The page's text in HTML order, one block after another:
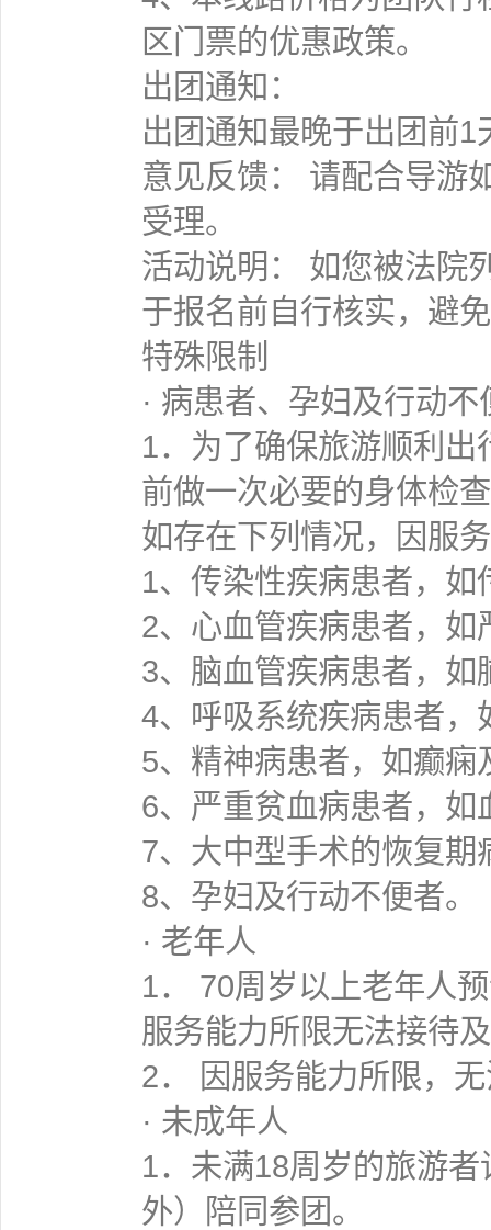
区门票的优惠政策。
出团通知：
出团通知最晚于出团前
意见反馈： 请配合导游
受理。
活动说明： 如您被法院
于报名前自行核实，避
特殊限制
· 病患者、孕妇及行动不
1．为了确保旅游顺利
前做一次必要的身体检
如存在下列情况，因服
1、传染性疾病患者，
2、心血管疾病患者，
3、脑血管疾病患者，
4、呼吸系统疾病患者
5、精神病患者，如癫痫
6、严重贫血病患者，
7、大中型手术的恢复期
8、孕妇及行动不便者。
· 老年人
1． 70周岁以上老年人
服务能力所限无法接待
2． 因服务能力所限，
· 未成年人
1．未满18周岁的旅游
外）陪同参团。